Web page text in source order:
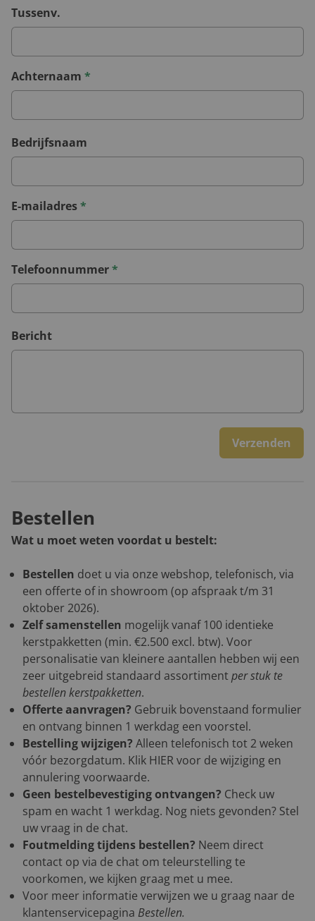
Tussenv.
Achternaam *
Bedrijfsnaam
E-mailadres*
Telefoonnummer*
Bericht
Verzenden
Bestellen
Wat u moet weten voordat u bestelt:
Bestellen doet u via onze webshop, telefonisch, via
een offerte of in showroom (op afspraak t/m 31
oktober 2026).
Zelf samenstellen mogelijk vanaf 100 identieke
kerstpakketten (min. €2.500 excl. btw). Voor
personalisatie van kleinere aantallen hebben wij een
zeer uitgebreid standaard assortimentper stuk te
bestellen kerstpakketten.
Offerte aanvragen? Gebruik bovenstaand formulier
en ontvang binnen 1 werkdag een voorstel.
Bestelling wijzigen? Alleen telefonisch tot 2 weken
vóór bezorgdatum. Klik HIERvoor de wijziging en
annulering voorwaarde.
Geen bestelbevestiging ontvangen? Check uw
spam en wacht 1 werkdag. Nog niets gevonden? Stel
uw vraag in de chat.
Foutmelding tijdens bestellen? Neem direct
contact op via de chat om teleurstelling te
voorkomen, we kijken graag met u mee.
Voor meer informatie verwijzen we u graag naar de
klantenservicepagina Bestellen.